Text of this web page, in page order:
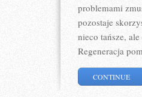
problemami
pozostaje
nieco tańsze,
Regeneracja
CONTINUE